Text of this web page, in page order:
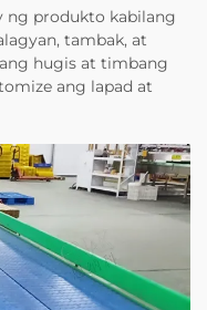
ng produkto kabilang
tambak, at
hugis at timbang
ang lapad at